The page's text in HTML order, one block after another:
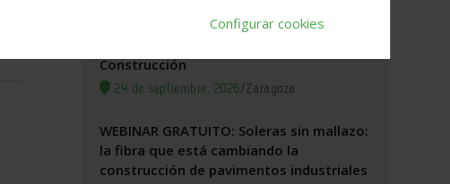
Construcción
24 de septiembre, 2026/Zaragoza
WEBINAR GRATUITO: Soleras sin mallazo:
la fibra que está cambiando la
construcción de pavimentos industriales
Configurar cookies